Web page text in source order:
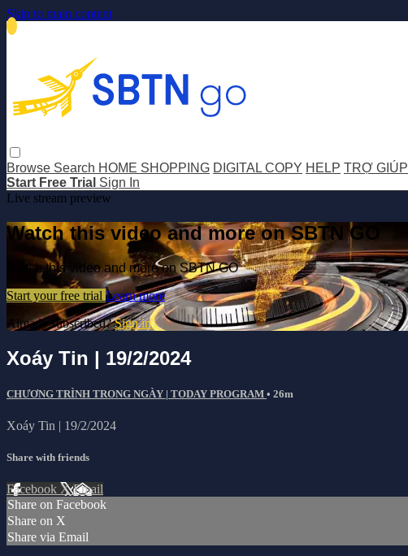
Skip to main content
Browse Search HOME SHOPPING DIGITAL COPY HELP TRỢ GIÚP
Start Free Trial Sign In
Live stream preview
Watch this video and more on SBTN GO
Watch this video and more on SBTN GO
Start your free trial Learn more
Already subscribed?Sign in
Xoáy Tin | 19/2/2024
CHƯƠNG TRÌNH TRONG NGÀY | TODAY PROGRAM • 26m
Xoáy Tin | 19/2/2024
Share with friends
Facebook XEmail
Share on Facebook
Share on X
Share via Email